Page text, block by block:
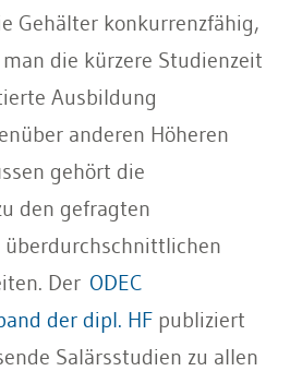
Gehälter konkurrenzfähig,
die kürzere Studienzeit
Ausbildung
anderen Höheren
gehört die
den gefragten
Der ODEC
der dipl. HF publiziert
Salärsstudien zu allen